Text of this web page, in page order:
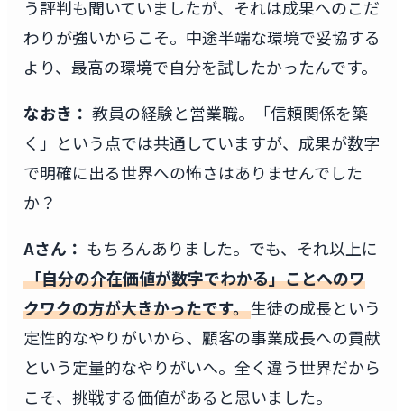
う評判も聞いていましたが、それは成果へのこだ
わりが強いからこそ。中途半端な環境で妥協する
より、最高の環境で自分を試したかったんです。
なおき： 教員の経験と営業職。「信頼関係を築
く」という点では共通していますが、成果が数字
で明確に出る世界への怖さはありませんでした
か？
Aさん： もちろんありました。でも、それ以上に
「自分の介在価値が数字でわかる」ことへのワ
クワクの方が大きかったです。生徒の成長という
定性的なやりがいから、顧客の事業成長への貢献
という定量的なやりがいへ。全く違う世界だから
こそ、挑戦する価値があると思いました。